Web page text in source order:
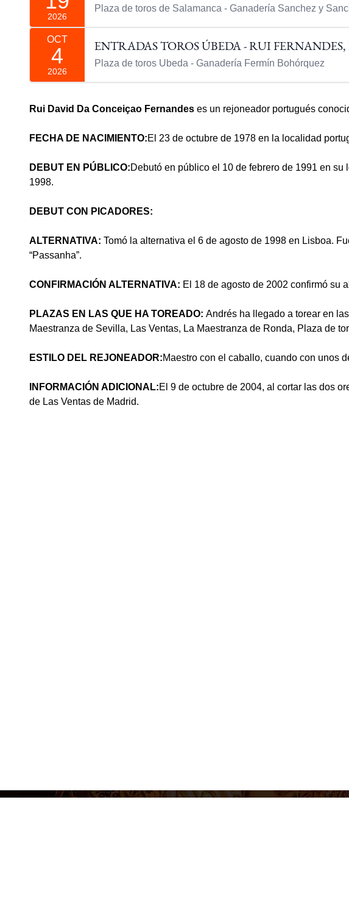
2026
Plaza de toros de Salamanca - Ganadería Sanchez y
OCT
4
2026
ENTRADAS TOROS ÚBEDA - RUI
Plaza de toros Ubeda - Ganadería Fermín Bohórquez
Rui David Da Conceiçao Fernandes es un rejoneador portugués
FECHA DE NACIMIENTO:El 23 de octubre de 1978 en la localidad
DEBUT EN PÚBLICO:Debutó en público el 10 de febrero de 1991 en
1998.
DEBUT CON PICADORES:
ALTERNATIVA: Tomó la alternativa el 6 de agosto de 1998 en Lisboa.
“Passanha”.
CONFIRMACIÓN ALTERNATIVA: El 18 de agosto de 2002 confirmó su
PLAZAS EN LAS QUE HA TOREADO: Andrés ha llegado a torear en
Maestranza de Sevilla, Las Ventas, La Maestranza de Ronda, Plaza de
ESTILO DEL REJONEADOR:Maestro con el caballo, cuando con unos
INFORMACIÓN ADICIONAL:El 9 de octubre de 2004, al cortar las dos
de Las Ventas de Madrid.